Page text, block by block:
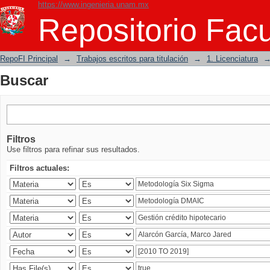
https://www.ingenieria.unam.mx
Repositorio
Buscar
RepoFI Principal → Trabajos escritos para titulación → 1. Licenciatura
Buscar
Filtros
Use filtros para refinar sus resultados.
Filtros actuales: